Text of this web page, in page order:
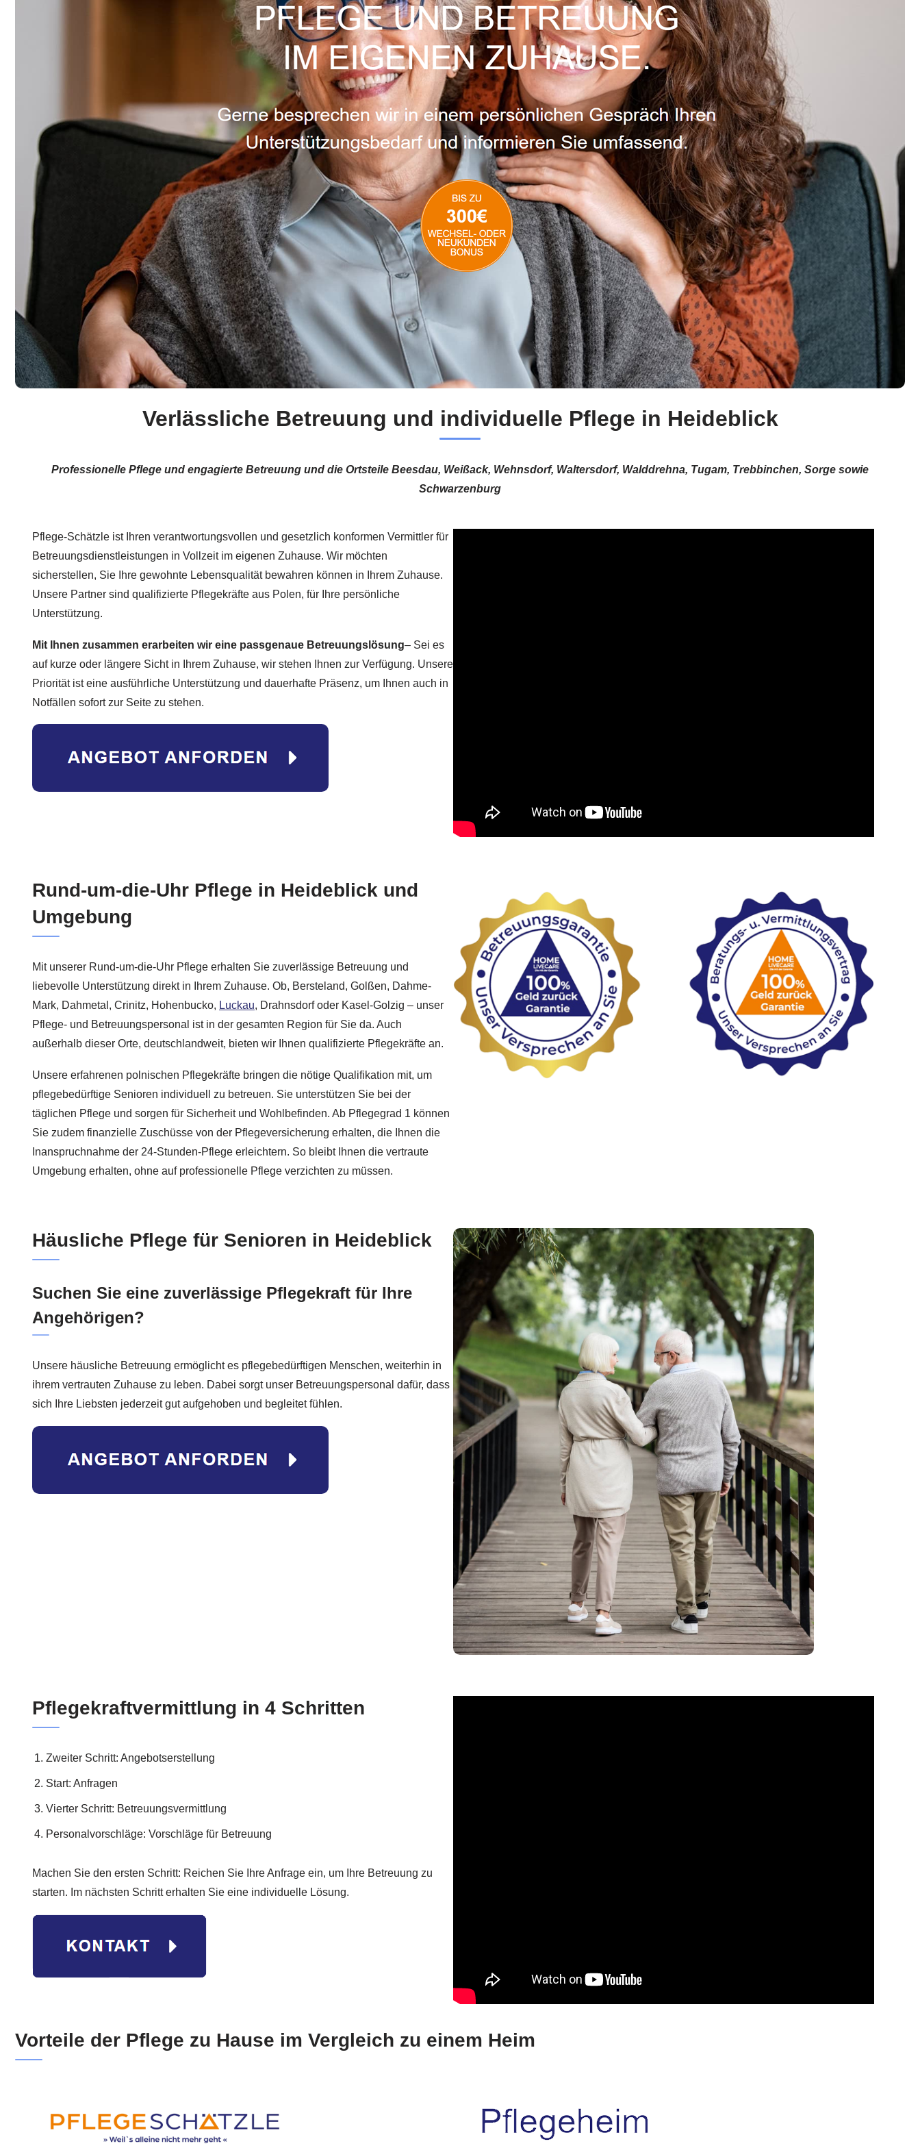
Verlässliche Betreuung und individuelle Pflege in Heideblick
Professionelle Pflege und engagierte Betreuung und die Ortsteile Beesdau, Weißack, Wehnsdorf, Waltersdorf, Walddrehna, Tugam, Trebbinchen, Sorge sowie
Schwarzenburg
Pflege-Schätzle ist Ihren verantwortungsvollen und gesetzlich konformen Vermittler für
Betreuungsdienstleistungen in Vollzeit im eigenen Zuhause. Wir möchten
sicherstellen, Sie Ihre gewohnte Lebensqualität bewahren können in Ihrem Zuhause.
Unsere Partner sind qualifizierte Pflegekräfte aus Polen, für Ihre persönliche
Unterstützung.
Mit Ihnen zusammen erarbeiten wir eine passgenaue Betreuungslösung– Sei es
auf kurze oder längere Sicht in Ihrem Zuhause, wir stehen Ihnen zur Verfügung. Unsere
Priorität ist eine ausführliche Unterstützung und dauerhafte Präsenz, um Ihnen auch in
Notfällen sofort zur Seite zu stehen.
Rund-um-die-Uhr Pflege in Heideblick und
Umgebung
Mit unserer Rund-um-die-Uhr Pflege erhalten Sie zuverlässige Betreuung und
liebevolle Unterstützung direkt in Ihrem Zuhause. Ob, Bersteland, Golßen, Dahme-
Mark, Dahmetal, Crinitz, Hohenbucko, Luckau, Drahnsdorf oder Kasel-Golzig – unser
Pflege- und Betreuungspersonal ist in der gesamten Region für Sie da. Auch
außerhalb dieser Orte, deutschlandweit, bieten wir Ihnen qualifizierte Pflegekräfte an.
Unsere erfahrenen polnischen Pflegekräfte bringen die nötige Qualifikation mit, um
pflegebedürftige Senioren individuell zu betreuen. Sie unterstützen Sie bei der
täglichen Pflege und sorgen für Sicherheit und Wohlbefinden. Ab Pflegegrad 1 können
Sie zudem finanzielle Zuschüsse von der Pflegeversicherung erhalten, die Ihnen die
Inanspruchnahme der 24-Stunden-Pflege erleichtern. So bleibt Ihnen die vertraute
Umgebung erhalten, ohne auf professionelle Pflege verzichten zu müssen.
Häusliche Pflege für Senioren in Heideblick
Suchen Sie eine zuverlässige Pflegekraft für Ihre
Angehörigen?
Unsere häusliche Betreuung ermöglicht es pflegebedürftigen Menschen, weiterhin in
ihrem vertrauten Zuhause zu leben. Dabei sorgt unser Betreuungspersonal dafür, dass
sich Ihre Liebsten jederzeit gut aufgehoben und begleitet fühlen.
Pflegekraftvermittlung in 4 Schritten
Zweiter Schritt: Angebotserstellung
Start: Anfragen
Vierter Schritt: Betreuungsvermittlung
Personalvorschläge: Vorschläge für Betreuung
Machen Sie den ersten Schritt: Reichen Sie Ihre Anfrage ein, um Ihre Betreuung zu
starten. Im nächsten Schritt erhalten Sie eine individuelle Lösung.
Vorteile der Pflege zu Hause im Vergleich zu einem Heim